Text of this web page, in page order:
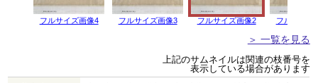
フルサイズ画像4 フルサイズ画像3 フルサイズ画像2 フルサイズ
＞ 一覧を見る
上記のサムネイルは関連の枝番号を
表示している場合があります